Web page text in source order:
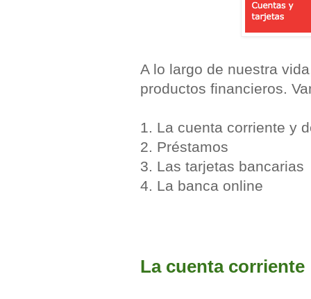
A lo largo de nuestra
productos financieros.
1. La cuenta corriente y
2. Préstamos
3. Las tarjetas bancarias
4. La banca online
La cuenta corriente